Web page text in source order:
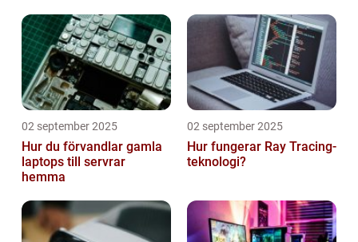
02 september 2025
Hur du förvandlar gamla
laptops till servrar
hemma
02 september 2025
Hur fungerar Ray Tracing-
teknologi?